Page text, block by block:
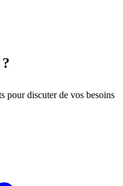
pour discuter de vos besoins